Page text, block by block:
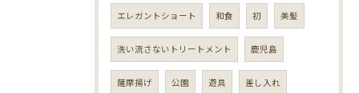
エレガントショート 和食 初 美髪
洗い流さないトリートメント 鹿児島
薩摩揚げ 公園 遊具 差し入れ